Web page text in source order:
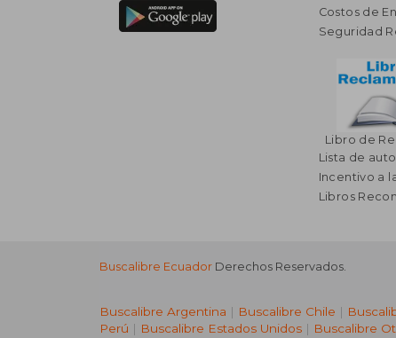
Costos de
Seguridad
Libro de
Lista de
Incentivo a
Libros
Buscalibre Ecuador Derechos Reservados.
Buscalibre Argentina | Buscalibre Chile |
Perú | Buscalibre Estados Unidos | Buscalibre